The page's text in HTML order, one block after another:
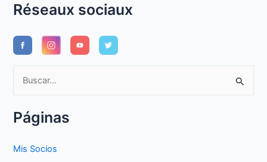
Réseaux sociaux
cPáginas
Mis Socios